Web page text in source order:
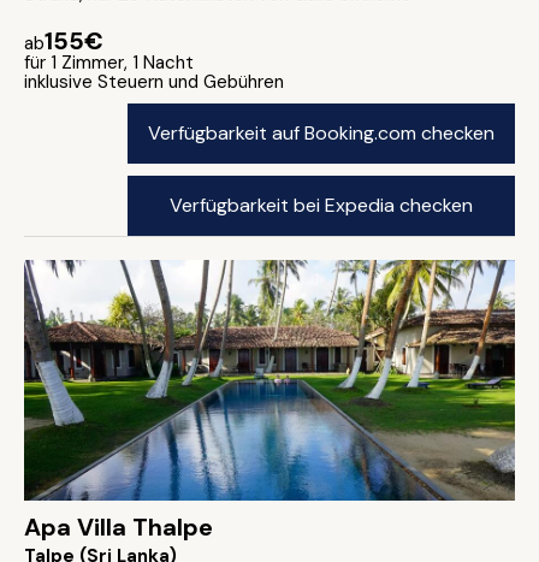
ab155€
für 1 Zimmer, 1 Nacht
inklusive Steuern und Gebühren
Verfügbarkeit auf Booking.com checken
Verfügbarkeit bei Expedia checken
Apa Villa Thalpe
Talpe (Sri Lanka)